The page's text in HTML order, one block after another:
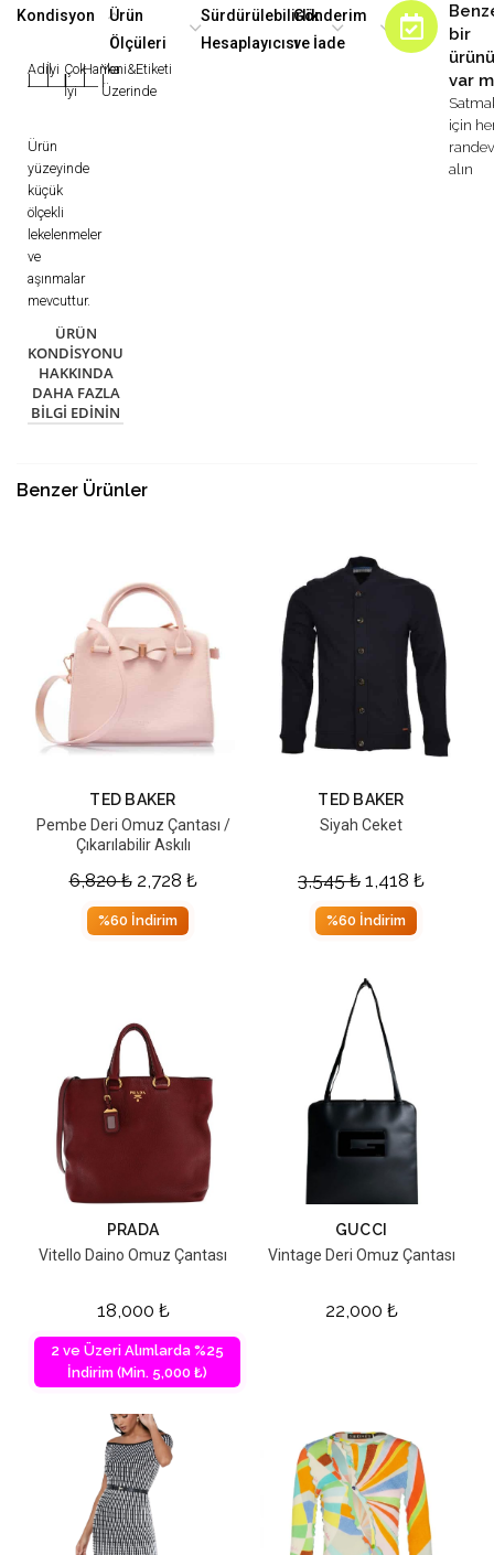
Kondisyon
Adilİyi
|
Çok
İyi
Harika
|
Yeni&Etiketi
Üzerinde
Ürün
yüzeyinde
küçük
ölçekli
lekelenmeler
ve
aşınmalar
mevcuttur.
ÜRÜN
KONDISYONU
HAKKINDA
DAHA FAZLA
BILGI EDININ
Ürün
Ölçüleri
Sürdürülebilirlik
Hesaplayıcısı
Gönderim
ve İade
bir
var
için
alın
Benzer Ürünler
TED BAKER
Pembe Deri Omuz Çantası /
Çıkarılabilir Askılı
6,820₺ 2,728 ₺
%60 İndirim
TED BAKER
Siyah Ceket
3,545₺ 1,418 ₺
%60 İndirim
PRADA
Vitello Daino Omuz Çantası
18,000 ₺
2 ve Üzeri Alımlarda %25
İndirim (Min. 5,000 ₺)
GUCCI
Vintage Deri Omuz Çantası
22,000 ₺